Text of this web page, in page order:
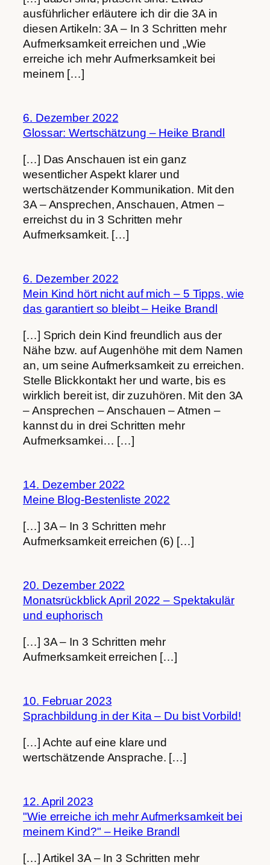
ausführlicher erläutere ich dir die 3A in
diesen Artikeln: 3A – In 3 Schritten mehr
Aufmerksamkeit erreichen und „Wie
erreiche ich mehr Aufmerksamkeit bei
meinem […]
6. Dezember 2022
Glossar: Wertschätzung – Heike Brandl
[…] Das Anschauen ist ein ganz
wesentlicher Aspekt klarer und
wertschätzender Kommunikation. Mit den
3A – Ansprechen, Anschauen, Atmen –
erreichst du in 3 Schritten mehr
Aufmerksamkeit. […]
6. Dezember 2022
Mein Kind hört nicht auf mich – 5 Tipps, wie
das garantiert so bleibt – Heike Brandl
[…] Sprich dein Kind freundlich aus der
Nähe bzw. auf Augenhöhe mit dem Namen
an, um seine Aufmerksamkeit zu erreichen.
Stelle Blickkontakt her und warte, bis es
wirklich bereit ist, dir zuzuhören. Mit den 3A
– Ansprechen – Anschauen – Atmen –
kannst du in drei Schritten mehr
Aufmerksamkei… […]
14. Dezember 2022
Meine Blog-Bestenliste 2022
[…] 3A – In 3 Schritten mehr
Aufmerksamkeit erreichen (6) […]
20. Dezember 2022
Monatsrückblick April 2022 – Spektakulär
und euphorisch
[…] 3A – In 3 Schritten mehr
Aufmerksamkeit erreichen […]
10. Februar 2023
Sprachbildung in der Kita – Du bist Vorbild!
[…] Achte auf eine klare und
wertschätzende Ansprache. […]
12. April 2023
"Wie erreiche ich mehr Aufmerksamkeit bei
meinem Kind?" – Heike Brandl
[…] Artikel 3A – In 3 Schritten mehr